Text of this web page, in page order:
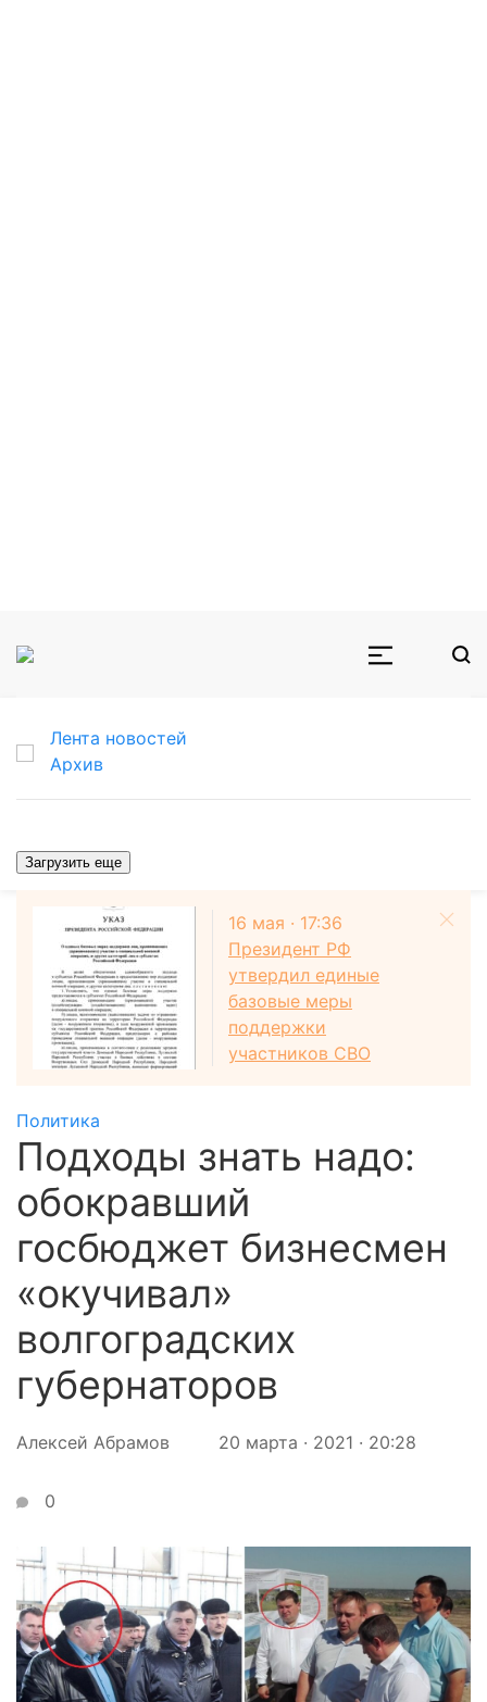
Лента новостей
Архив
Загрузить еще
16 мая · 17:36
Президент РФ
утвердил единые
базовые меры
поддержки
участников СВО
Политика
Подходы знать надо:
обокравший
госбюджет бизнесмен
«окучивал»
волгоградских
губернаторов
Алексей Абрамов 20 марта · 2021 · 20:28
0